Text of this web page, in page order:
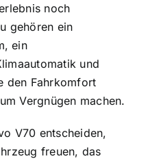
noch
gehören ein
ein
und
den Fahrkomfort
Vergnügen machen.
V70 entscheiden,
freuen, das